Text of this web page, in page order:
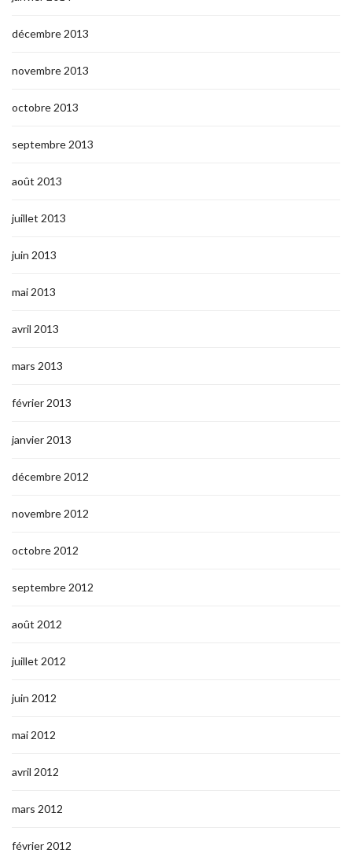
décembre 2013
novembre 2013
octobre 2013
septembre 2013
août 2013
juillet 2013
juin 2013
mai 2013
avril 2013
mars 2013
février 2013
janvier 2013
décembre 2012
novembre 2012
octobre 2012
septembre 2012
août 2012
juillet 2012
juin 2012
mai 2012
avril 2012
mars 2012
février 2012